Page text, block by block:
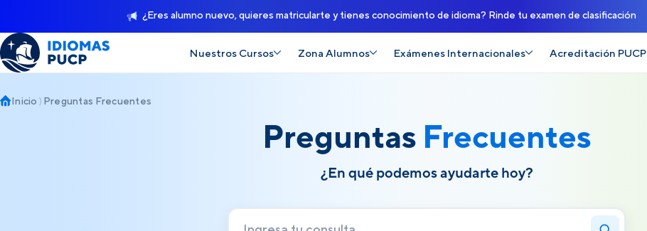
¿Eres alumno nuevo, quieres matricularte y tienes conocimiento de idioma? Rinde tu examen de clasificación
Nuestros Cursos Zona Alumnos Exámenes Internacionales Acreditación PUCP
Inicio Preguntas Frecuentes
Preguntas Frecuentes
¿En qué podemos ayudarte hoy?